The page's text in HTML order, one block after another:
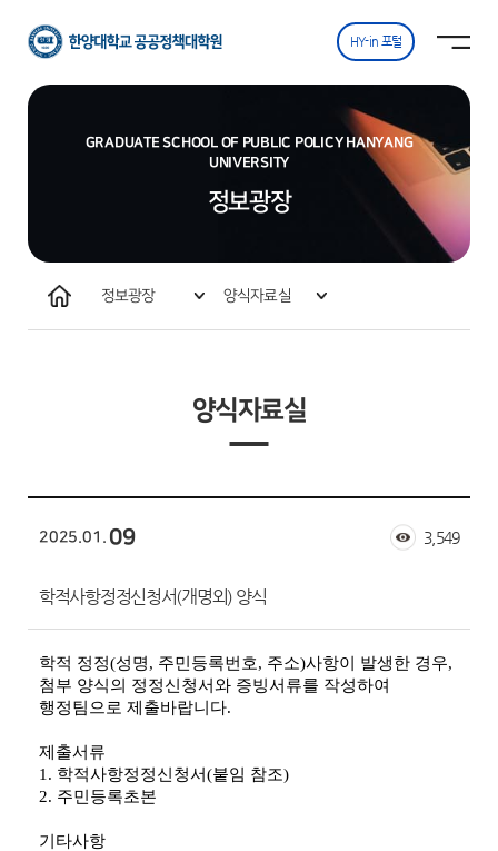
공공정책대학원
HY-in 포털
GRADUATE SCHOOL OF PUBLIC POLICY HANYANG
UNIVERSITY
정보광장
정보광장
양식자료실
양식자료실
2025.01. 09
학적사항정정신청서(개명외) 양식
3,549
학적 정정(성명, 주민등록번호, 주소)사항이 발생한 경우,
첨부 양식의 정정신청서와 증빙서류를 작성하여
행정팀으로 제출바랍니다.
제출서류
1. 학적사항정정신청서(붙임 참조)
2. 주민등록초본
기타사항